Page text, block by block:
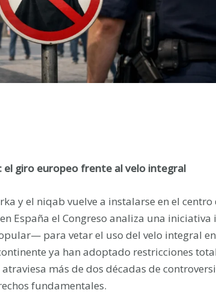
el giro europeo frente al velo integral
y el niqab vuelve a instalarse en el centro
España el Congreso analiza una
para vetar el uso del velo integral
ya han adoptado restricciones
más de dos décadas de
fundamentales.